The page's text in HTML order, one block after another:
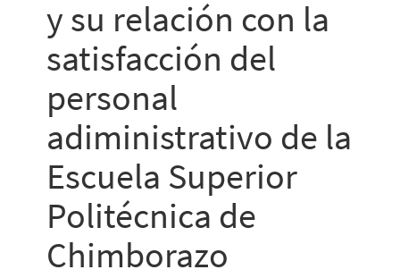
y su relación con la
satisfacción del
personal
adiministrativo de la
Escuela Superior
Politécnica de
Chimborazo